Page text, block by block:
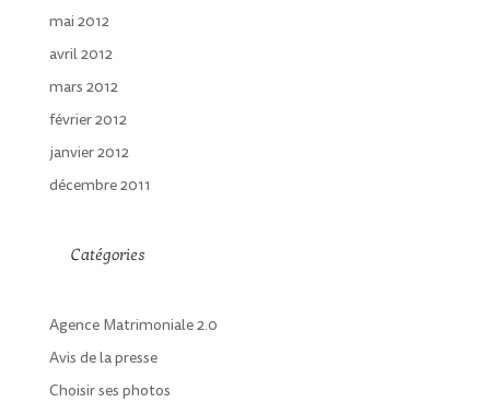
mai 2012
avril 2012
mars 2012
février 2012
janvier 2012
décembre 2011
Catégories
Agence Matrimoniale 2.0
Avis de la presse
Choisir ses photos